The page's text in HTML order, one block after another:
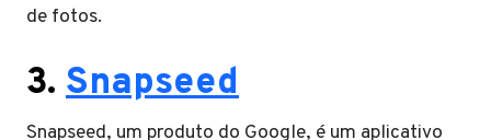
de fotos.
3. Snapseed
Snapseed, um produto do Google, é um aplicativo